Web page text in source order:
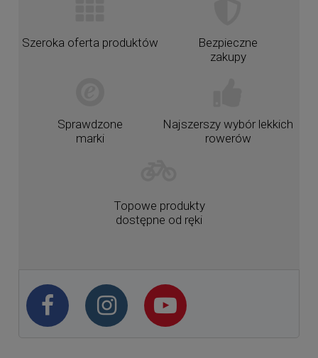
Szeroka oferta produktów
Bezpieczne
zakupy
Sprawdzone
marki
Najszerszy wybór lekkich
rowerów
Topowe produkty
dostępne od ręki